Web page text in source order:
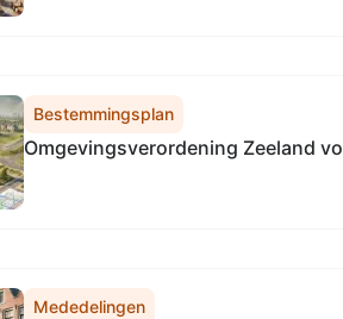
Bestemmingsplan
Omgevingsverordening Zeeland
Mededelingen